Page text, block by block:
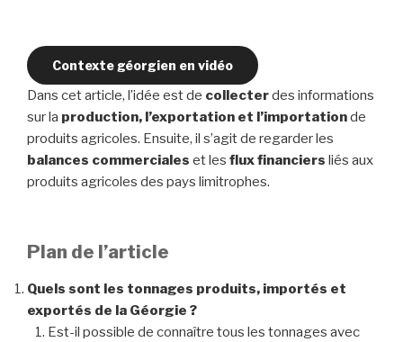
Contexte géorgien en vidéo
Dans cet article, l’idée est de collecterdes informations
sur la production, l’exportation et l’importationde
produits agricoles. Ensuite, il s’agit de regarder les
balances commerciales et les flux financiers liés aux
produits agricoles des pays limitrophes.
Plan de l’article
Quels sont les tonnages produits, importés et
exportés de la Géorgie ?
Est-il possible de connaître tous les tonnages avec